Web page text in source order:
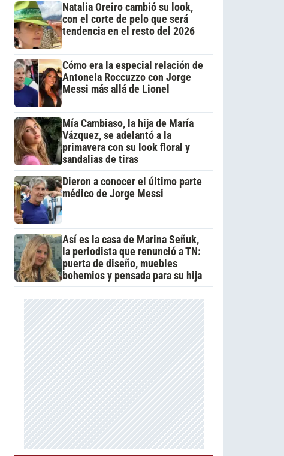
Natalia Oreiro cambió su look,
con el corte de pelo que será
tendencia en el resto del 2026
Cómo era la especial relación de
Antonela Roccuzzo con Jorge
Messi más allá de Lionel
Mía Cambiaso, la hija de María
Vázquez, se adelantó a la
primavera con su look floral y
sandalias de tiras
Dieron a conocer el último parte
médico de Jorge Messi
Así es la casa de Marina Señuk,
la periodista que renunció a TN:
puerta de diseño, muebles
bohemios y pensada para su hija